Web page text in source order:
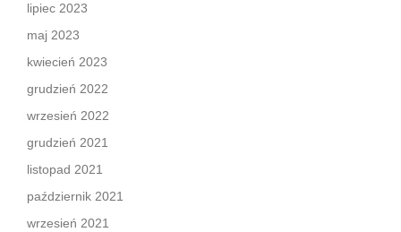
lipiec 2023
maj 2023
kwiecień 2023
grudzień 2022
wrzesień 2022
grudzień 2021
listopad 2021
październik 2021
wrzesień 2021